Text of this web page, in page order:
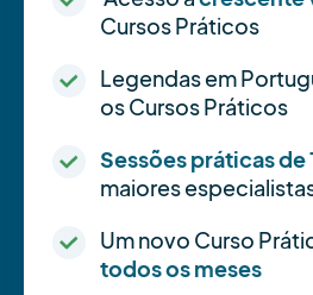
Cursos Práticos
Legendas em
os Cursos Práticos
Sessões práticas de
maiores
Um novo Curso
todos os meses